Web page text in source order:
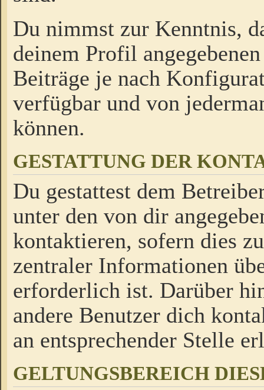
Du nimmst zur Kenntnis,
deinem Profil
Beiträge je nach
verfügbar und von
können.
GESTATTUNG DER
Du gestattest dem
unter den von dir
kontaktieren, sofern dies
zentraler Informationen
erforderlich ist. Darüber
andere Benutzer dich
an entsprechender Stelle
GELTUNGSBEREICH